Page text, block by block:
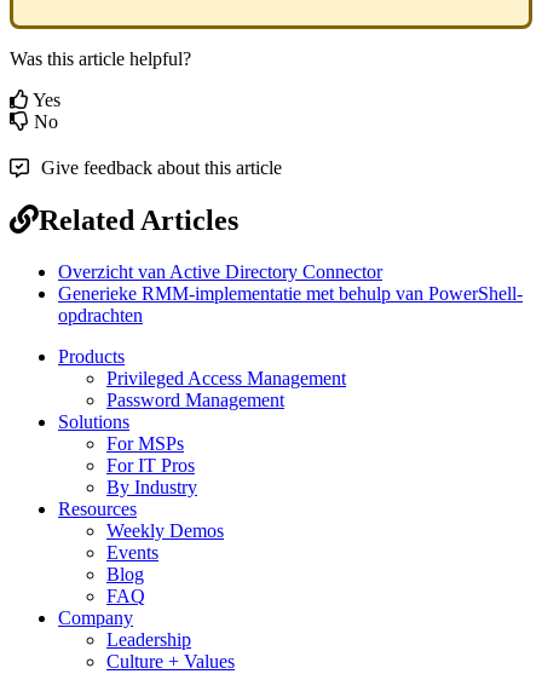
Was this article helpful?
Yes
No
Give feedback about this article
Related Articles
Overzicht van Active Directory Connector
Generieke RMM-implementatie met behulp van PowerShell-
opdrachten
Products
Privileged Access Management
Password Management
Solutions
For MSPs
For IT Pros
By Industry
Resources
Weekly Demos
Events
Blog
FAQ
Company
Leadership
Culture + Values